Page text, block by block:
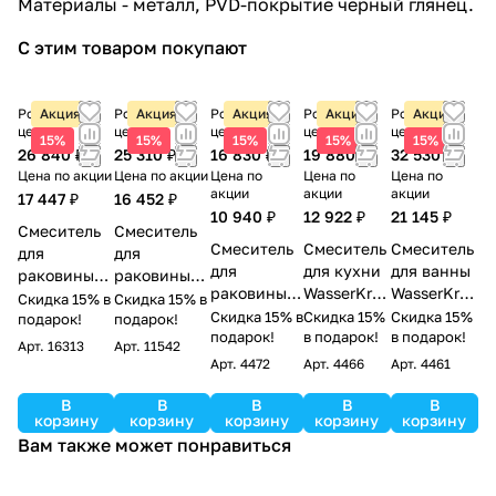
Полотенцедержатель WasserKraft
Glan K-5130 черный глянец
Glan K-5140 черный глянец
5 605 ₽ x 1 шт
Полотенцедержатель WasserKraft
Glan K-5160 черный глянец
3 655 ₽ x 1 шт
Стакан для щеток WasserKraft Glan
K-5128 черный глянец
3 086 ₽ x 1 шт
Тканевая шторка Wasserkraft Glan
SC-51101
С этим товаром покупают
Акция
15%
Розничная
цена
26 840 ₽
Цена по акции
17 447 ₽
Смеситель
для
раковины
WasserKraft
Glan A66553
черный
Скидка 15% в
подарок!
Арт. 16313
В
корзину
Акция
15%
Розничная
цена
25 310 ₽
Цена по акции
16 452 ₽
Смеситель
для
раковины
WasserKraft
Glan 6603H
черный
Скидка 15% в
подарок!
Арт.11542
В
корзину
Акция
15%
Розничная
цена
16 830 ₽
Цена по
акции
10 940 ₽
Смеситель
для
раковины
WasserKraft
Glan 6603
черный
Скидка 15% в
подарок!
Арт. 4472
В
корзину
Акция
15%
Розничная
цена
19 880 ₽
Цена по
акции
12 922 ₽
Смеситель
для кухни
WasserKraf
t Glan 6607
черный
глянец
Скидка 15%
в подарок!
Арт. 4466
В
корзину
Акция
15%
Розничная
цена
32 530 ₽
Цена по
акции
21 145 ₽
Смеситель
для ванны
WasserKraf
t Glan 6601
черный
глянец
Скидка 15%
в подарок!
Арт. 4461
В
корзину
Вам также может понравиться